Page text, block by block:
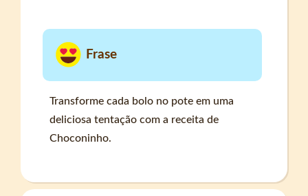
Frase
Transforme cada bolo no pote em uma
deliciosa tentação com a receita de
Choconinho.